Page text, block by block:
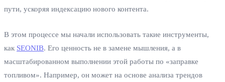
пути, ускоряя индексацию нового контента.
В этом процессе мы начали использовать такие инструменты,
как SEONIB. Его ценность не в замене мышления, а в
масштабированном выполнении этой работы по «заправке
топливом». Например, он может на основе анализа трендов